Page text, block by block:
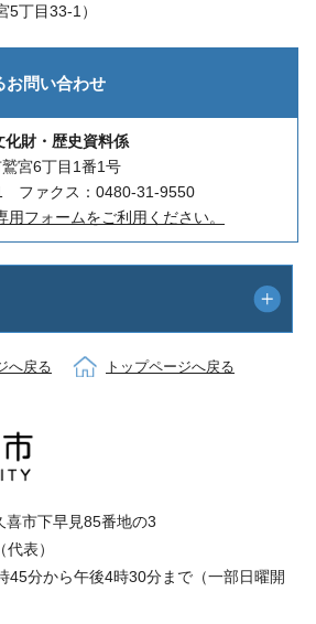
5丁目33-1）
お問い合わせ
財・歴史資料係
宮6丁目1番1号
ファクス：0480-31-9550
用フォームをご利用ください。
へ戻る トップページへ戻る
市下早見85番地の3
表）
45分から午後4時30分まで（一部日曜開